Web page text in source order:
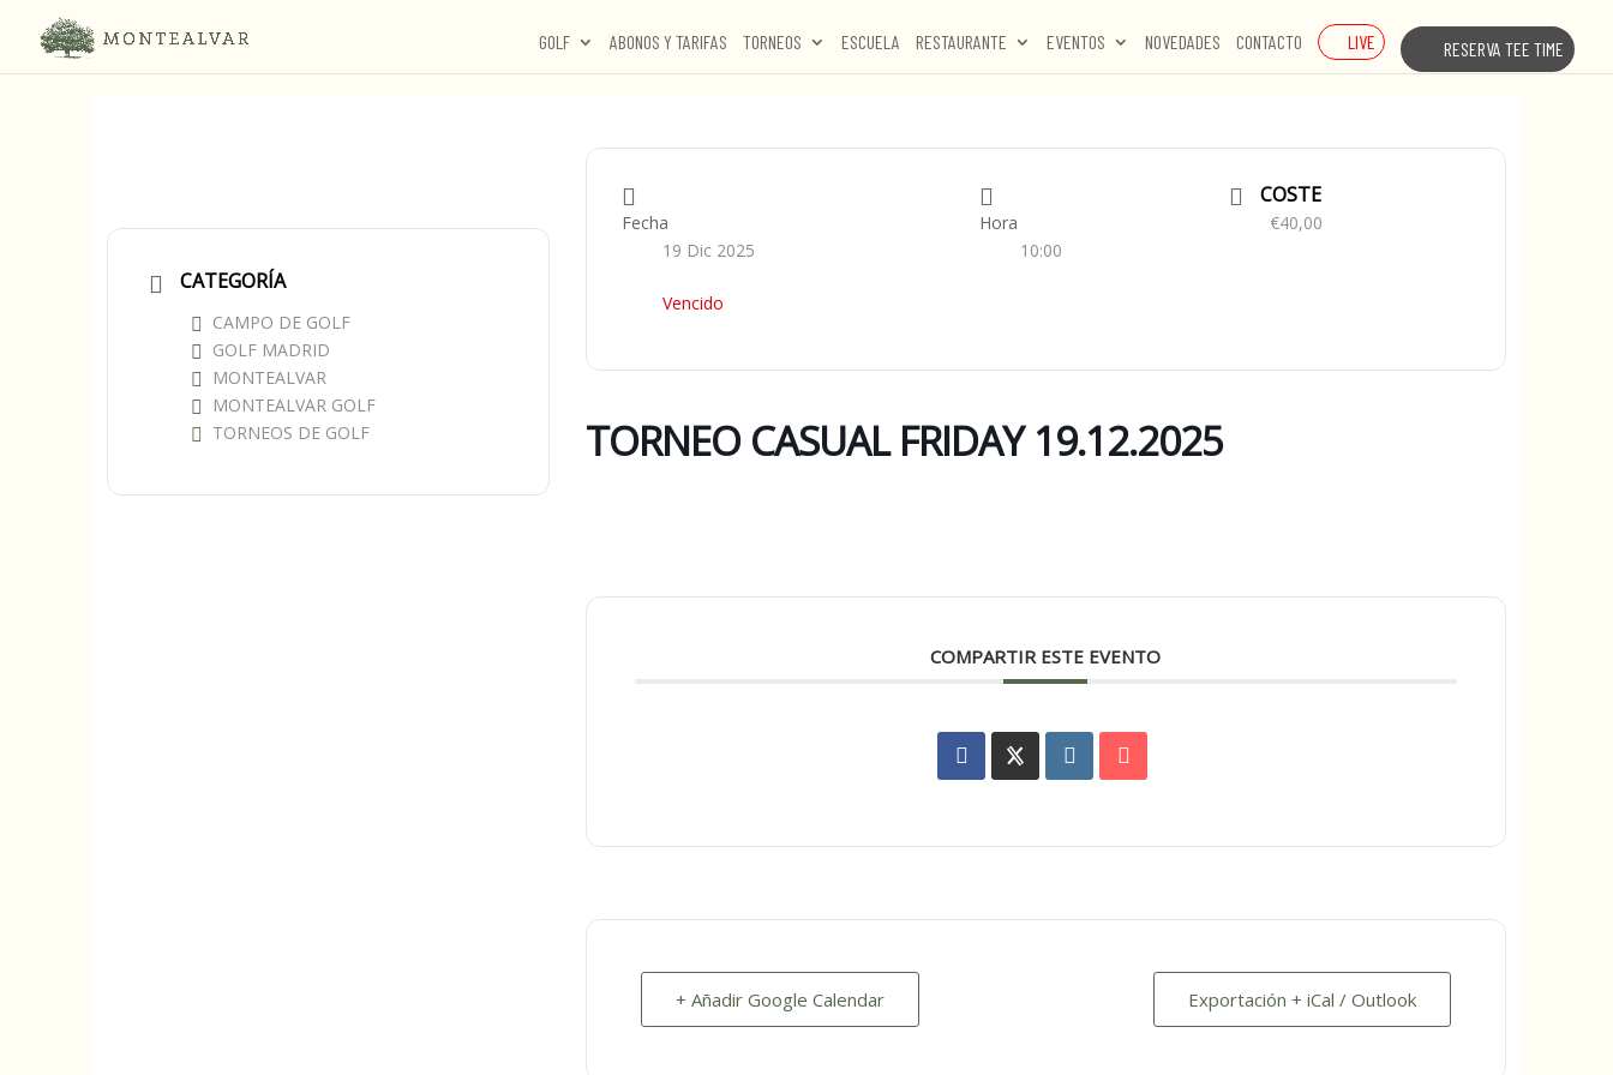
GOLF ABONOS Y TARIFAS TORNEOS ESCUELA RESTAURANTE EVENTOS NOVEDADES CONTACTO LIVE RESERVA TEE TIME
CATEGORÍA
CAMPO DE GOLF
GOLF MADRID
MONTEALVAR
MONTEALVAR GOLF
TORNEOS DE GOLF
Fecha
19 Dic 2025
Vencido
Hora
10:00
COSTE
€40,00
TORNEO CASUAL FRIDAY 19.12.2025
COMPARTIR ESTE EVENTO
+ Añadir Google Calendar Exportación + iCal / Outlook